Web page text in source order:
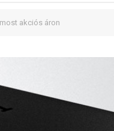
akciós áron